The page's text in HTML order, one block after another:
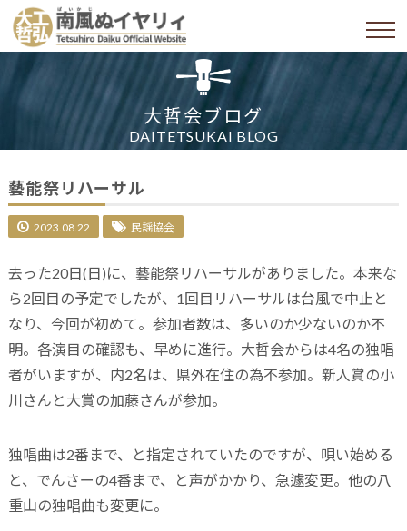
大哲会ブログ
DAITETSUKAI BLOG
藝能祭リハーサル
2023.08.22 民謡協会
去った20日(日)に、藝能祭リハーサルがありました。本来な
ら2回目の予定でしたが、1回目リハーサルは台風で中止と
なり、今回が初めて。参加者数は、多いのか少ないのか不
明。各演目の確認も、早めに進行。大哲会からは4名の独唱
者がいますが、内2名は、県外在住の為不参加。新人賞の小
川さんと大賞の加藤さんが参加。
独唱曲は2番まで、と指定されていたのですが、唄い始める
と、でんさーの4番まで、と声がかかり、急遽変更。他の八
重山の独唱曲も変更に。